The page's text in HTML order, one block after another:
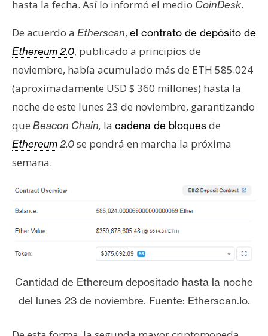
h
r
e
u
m
I
A
n
l
s
N
hasta la fecha. Así lo informó el medio CoinDesk.
De acuerdo a Etherscan, el contrato de depósito de
Ethereum 2.0, publicado a principios de
noviembre, había acumulado más de ETH 585.024
(aproximadamente USD $ 360 millones) hasta la
noche de este lunes 23 de noviembre, garantizando
que Beacon Chain, la cadena de bloquesde
Ethereum2.0se pondrá en marcha la próxima
semana.
Cantidad de Ethereum depositado hasta la noche
del lunes 23 de noviembre. Fuente: Etherscan.Io.